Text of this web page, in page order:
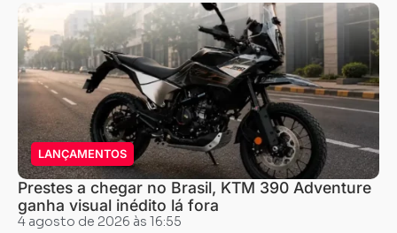
LANÇAMENTOS
Prestes a chegar no Brasil, KTM 390 Adventure
ganha visual inédito lá fora
4 agosto de 2026 às 16:55